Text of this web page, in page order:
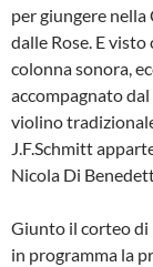
per giungere nella
dalle Rose. E
colonna sonora,
accompagnato
violino
J.F.Schmitt
Nicola Di
Giunto il corteo di
in programma la